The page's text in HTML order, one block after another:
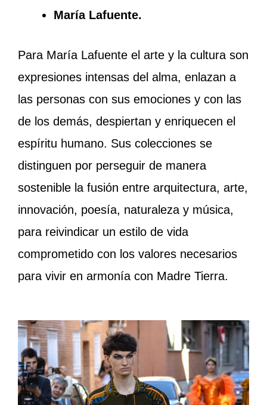
María Lafuente.
Para María Lafuente el arte y la cultura son
expresiones intensas del alma, enlazan a
las personas con sus emociones y con las
de los demás, despiertan y enriquecen el
espíritu humano. Sus colecciones se
distinguen por perseguir de manera
sostenible la fusión entre arquitectura, arte,
innovación, poesía, naturaleza y música,
para reivindicar un estilo de vida
comprometido con los valores necesarios
para vivir en armonía con Madre Tierra.